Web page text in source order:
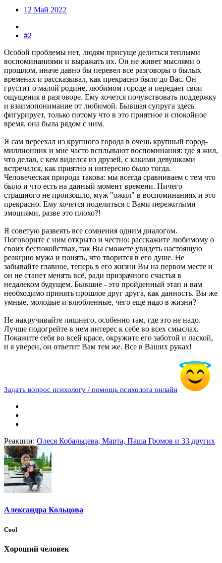
12 Май 2022
#2
Особой проблемы нет, людям присуще делиться теплыми
воспоминаниями и выражать их. Он не живет мыслями о
прошлом, иначе давно бы перевел все разговоры о былых
временах и рассказывал, как прекрасно было до Вас. Он
грустит о малой родине, любимом городе и передает свои
ощущения в разговоре. Ему хочется почувствовать поддержку
и взаимопонимание от любимой. Бывшая супруга здесь
фигурирует, только потому что в это приятное и спокойное
время, она была рядом с ним.
Я сам переехал из крупного города в очень крупный город-
миллионник и мне часто всплывают воспоминания: где я жил,
что делал, с кем виделся из друзей, с какими девушками
встречался, как приятно и интересно было тогда.
Человеческая природа такова: мы всегда сравниваем с тем что
было и что есть на данный момент времени. Ничего
страшного не произошло, муж "ожил" в воспоминаниях и это
прекрасно. Ему хочется поделиться с Вами пережитыми
эмоциями, разве это плохо?!
Я советую развеять все сомнения одним диалогом.
Поговорите с ним открыто и честно: расскажите любимому о
своих беспокойствах, так Вы сможете увидеть настоящую
реакцию мужа и понять, что творится в его душе. Не
забывайте главное, теперь в его жизни Вы на первом месте и
он не станет менять всё, ради призрачного счастья в
недалеком будущем. Бывшие - это пройденный этап и вам
необходимо принять прошлое друг друга, как данность. Вы же
умные, молодые и влюбленные, чего еще надо в жизни?
Не накручивайте лишнего, особенно там, где это не надо.
Лучше подогрейте в нем интерес к себе во всех смыслах.
Покажите себя во всей красе, окружите его заботой и лаской,
и я уверен, он ответит Вам тем же. Все в Ваших руках!
Задать вопрос психологу / помощь психолога онлайн
Реакции: Олеся Кобальцева, Марта, Паша Громов и 33 других
Александра Кольцова
Cool
Хороший человек